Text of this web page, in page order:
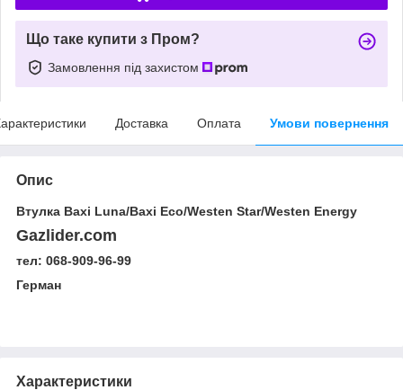
Що таке купити з Пром?
Замовлення під захистом
Доставка Оплата Умови повернення
Опис
Втулка Baxi Luna/Baxi Eco/Westen Star/Westen Energy
Gazlider.com
тел: 068-909-96-99
Герман
Характеристики